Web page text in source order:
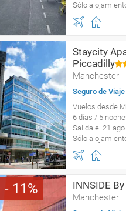
Sólo
Staycity
Piccadilly
Manchester
Seguro de
Vuelos desde
6 días / 5
Salida el 21
Sólo
11 INNSIDE
Manchester